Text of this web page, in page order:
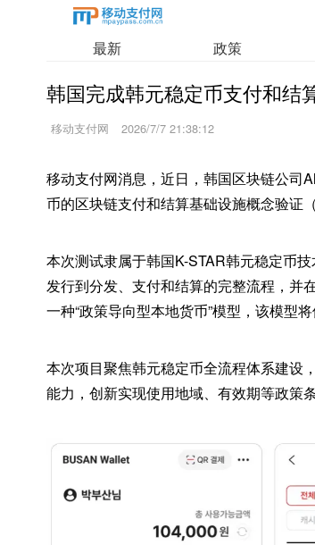
最新 政策
韩国完成韩元稳定币支付和结
移动支付网 2026/7/7 21:38:12
移动支付网消息，近日，韩国区块链公司
币的区块链支付和结算基础设施概念验证（
本次测试隶属于韩国K-STAR韩元稳定币
发行到分发、支付和结算的完整流程，并
一种“政策导向型本地货币”模型，该模型
本次项目聚焦韩元稳定币全流程体系建设
能力，创新实现使用地域、有效期等政策